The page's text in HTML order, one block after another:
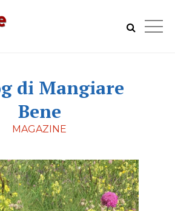
di Mangiare
Bene
MAGAZINE